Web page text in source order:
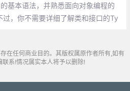
基本语法，并熟悉面向对象编程的
，你不需要详细了解类和接口的Ty
在任何商业目的。其版权属原作者所有,如有
联系!情况属实本人将予以删除!